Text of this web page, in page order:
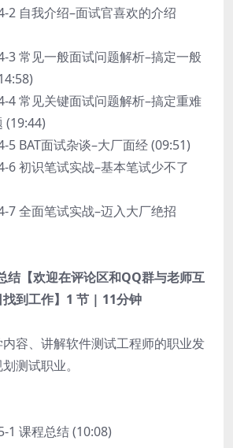
2 自我介绍–面试官喜欢的介绍
3 常见一般面试问题解析–搞定一般
4 常见关键面试问题解析–搞定重难
(19:44)
5 BAT面试杂谈–大厂面经 (09:51)
6 初识笔试实战–基本笔试少不了
7 全面笔试实战–迈入大厂绝招
结【欢迎在评论区和QQ群与老师互
到工作】 1 节 | 11分钟
容、讲解软件测试工程师的职业发
测试职业。
1 课程总结 (10:08)